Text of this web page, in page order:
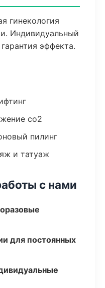
гинекология
Индивидуальный
эффекта.
co2
пилинг
и татуаж
с нами
для постоянных